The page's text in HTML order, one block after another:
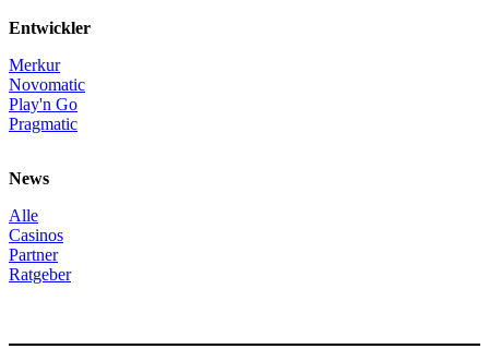
Entwickler
Merkur
Novomatic
Play'n Go
Pragmatic
News
Alle
Casinos
Partner
Ratgeber